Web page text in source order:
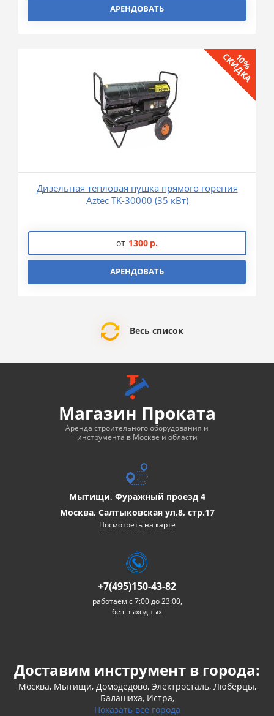
АРЕНДОВАТЬ
10%
СКИДКА
Дизельная тепловая пушка прямого горения
Aztec TK-30000 (35 кВт)
от 1300 р.
АРЕНДОВАТЬ
Весь список
Магазин Проката
Аренда строительного оборудования и
инструмента в Москве и области
Мытищи, Фуражный проезд 4
Москва, Салтыковская ул.8, стр.17
Посмотреть на карте
+7(495)150-43-82
работаем с 7:00 до 23:00,
без выходных
Доставим инструмент в города:
Москва, Мытищи, Домодедово, Электросталь, Люберцы,
Балашиха, Истра,
Показать все города